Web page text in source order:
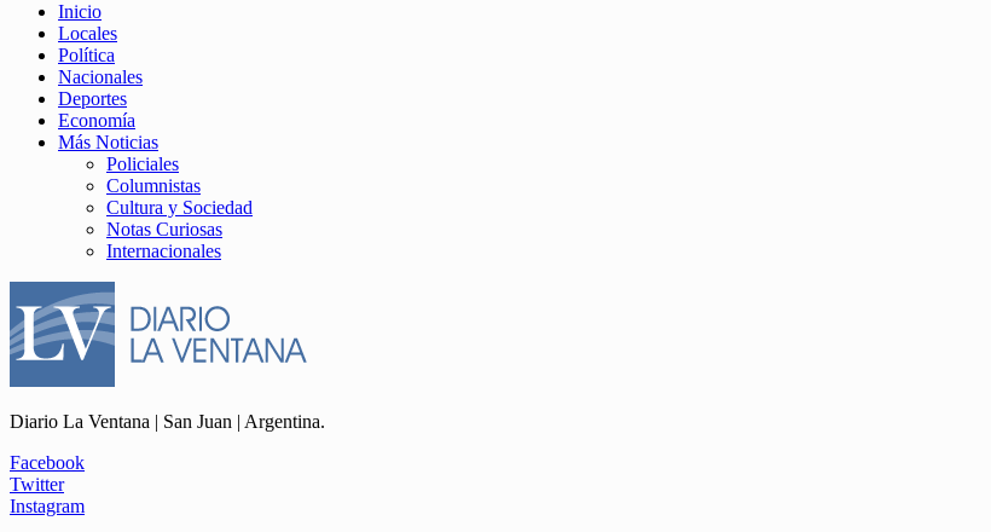
Inicio
Locales
Política
Nacionales
Deportes
Economía
Más Noticias
Policiales
Columnistas
Cultura y Sociedad
Notas Curiosas
Internacionales
Diario La Ventana | San Juan | Argentina.
Facebook
Twitter
Instagram